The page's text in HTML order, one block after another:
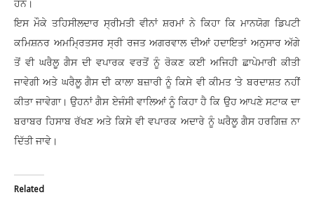
ਹਨ।
ਇਸ ਮੌਕੇ ਤਹਿਸੀਲਦਾਰ ਸ੍ਰੀਮਤੀ ਵੀਨਾਂ ਸ਼ਰਮਾਂ ਨੇ ਕਿਹਾ ਕਿ ਮਾਨਯੋਗ ਡਿਪਟੀ
ਕਮਿਸ਼ਨਰ ਅਮਮ੍ਰਿਤਸਰ ਸ੍ਰੀ ਰਜਤ ਅਗਰਵਾਲ ਦੀਆਂ ਹਦਾਇਤਾਂ ਅਨੁਸਾਰ ਅੱਗੇ
ਤੋਂ ਵੀ ਘਰੈਲੂ ਗੈਸ ਦੀ ਵਪਾਰਕ ਵਰਤੋਂ ਨੂੰ ਰੋਕਣ ਕਈ ਅਜਿਹੀ ਛਾਪੇਮਾਰੀ ਕੀਤੀ
ਜਾਵੇਗੀ ਅਤੇ ਘਰੈਲੂ ਗੈਸ ਦੀ ਕਾਲਾ ਬਜ਼ਾਰੀ ਨੂੰ ਕਿਸੇ ਵੀ ਕੀਮਤ ‘ਤੇ ਬਰਦਾਸ਼ਤ ਨਹੀਂ
ਕੀਤਾ ਜਾਵੇਗਾ। ਉਹਨਾਂ ਗੈਸ ਏਜੰਸੀ ਵਾਲਿਆਂ ਨੂੰ ਕਿਹਾ ਹੈ ਕਿ ਉਹ ਆਪਣੇ ਸਟਾਕ ਦਾ
ਬਰਾਬਰ ਹਿਸਾਬ ਰੱਖਣ ਅਤੇ ਕਿਸੇ ਵੀ ਵਪਾਰਕ ਅਦਾਰੇ ਨੂੰ ਘਰੈਲੂ ਗੈਸ ਹਰਗਿਜ਼ ਨਾ
ਦਿੱਤੀ ਜਾਵੇ।
Related